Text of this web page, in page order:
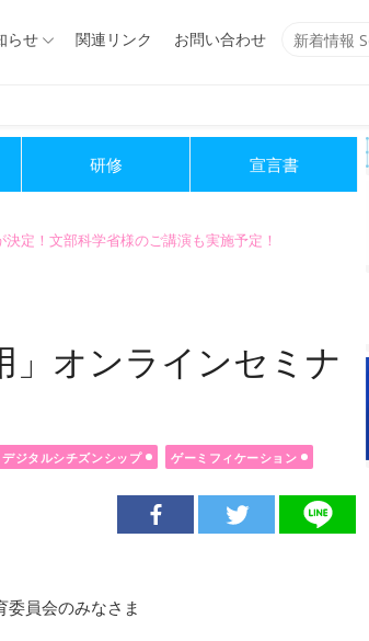
Search
らせ 関連リンク お問い合わせ
研修 宣言書
定！文部科学省様のご講演も実施予定！
」オンラインセミナ
デジタルシチズンシップ ゲーミフィケーション
員会のみなさま